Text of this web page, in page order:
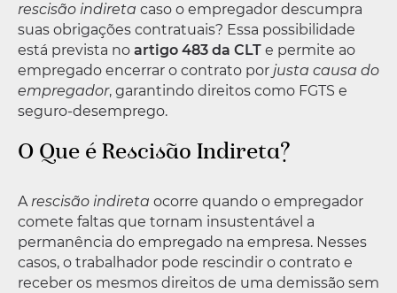
rescisão indireta caso o empregador descumpra
suas obrigações contratuais? Essa possibilidade
está prevista no artigo 483 da CLT e permite ao
empregado encerrar o contrato por justa causa do
empregador, garantindo direitos como FGTS e
seguro-desemprego.
O Que é Rescisão Indireta?
Arescisão indireta ocorre quando o empregador
comete faltas que tornam insustentável a
permanência do empregado na empresa. Nesses
casos, o trabalhador pode rescindir o contrato e
receber os mesmos direitos de uma demissão sem